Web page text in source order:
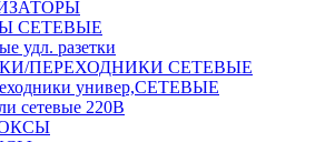
СЕТЕВЫЕ
удл. разетки
ПЕРЕХОДНИКИ СЕТЕВЫЕ
универ,СЕТЕВЫЕ
сетевые 220В